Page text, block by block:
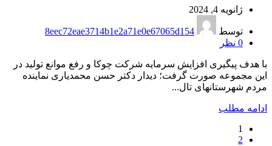
ژانویه 4, 2024
توسط
8eec72eae3714b1e2a71e0e67065d154
0 نظر
با هدف پیگیری افزایش سرمایه شرکت چوکا و رفع موانع تولید در
این مجموعه صورت گرفت؛ دیدار دکتر حسن محمدیاری نماینده
مردم شهرستانهای تال...
ادامه مطلب
1
2